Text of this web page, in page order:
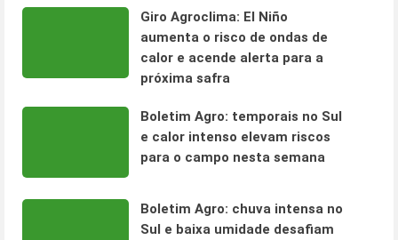
Giro Agroclima: El Niño
aumenta o risco de ondas de
calor e acende alerta para a
próxima safra
Boletim Agro: temporais no Sul
e calor intenso elevam riscos
para o campo nesta semana
Boletim Agro: chuva intensa no
Sul e baixa umidade desafiam